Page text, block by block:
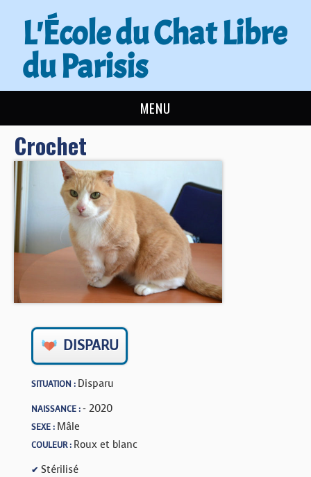
L'École du Chat Libre
du Parisis
MENU
L’ÉCOLE DU CHAT
ACTUALITÉS
ADOPTER
NOUS AIDER
FORUM
Crochet
DISPARU
SITUATION : Disparu
NAISSANCE :- 2020
SEXE : Mâle
COULEUR : Roux et blanc
✔ Stérilisé